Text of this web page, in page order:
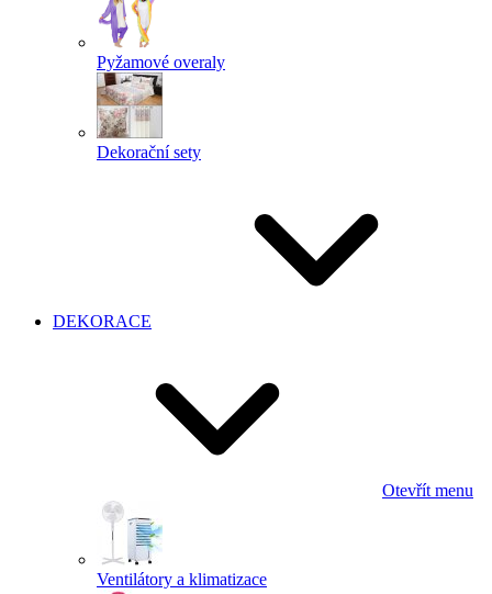
Pyžamové overaly
Dekorační sety
DEKORACE
Otevřít menu
Ventilátory a klimatizace